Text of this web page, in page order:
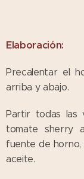
Elaboración:
Precalentar el
arriba y abajo.
Partir todas las
tomate sherry
fuente de horno,
aceite.